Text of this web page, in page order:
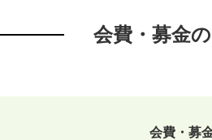
会費・募金
会費・募